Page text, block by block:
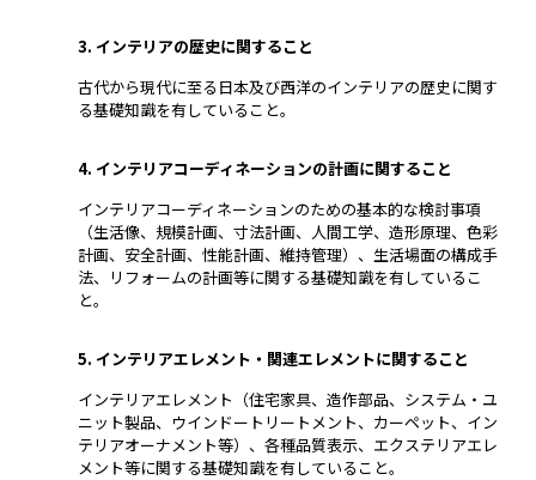
3. インテリアの歴史に関すること
古代から現代に至る日本及び西洋のインテリアの歴史に関す
る基礎知識を有していること。
4. インテリアコーディネーションの計画に関すること
インテリアコーディネーションのための基本的な検討事項
（生活像、規模計画、寸法計画、人間工学、造形原理、色彩
計画、安全計画、性能計画、維持管理）、生活場面の構成手
法、リフォームの計画等に関する基礎知識を有しているこ
と。
5. インテリアエレメント・関連エレメントに関すること
インテリアエレメント（住宅家具、造作部品、システム・ユ
ニット製品、ウインドートリートメント、カーペット、イン
テリアオーナメント等）、各種品質表示、エクステリアエレ
メント等に関する基礎知識を有していること。